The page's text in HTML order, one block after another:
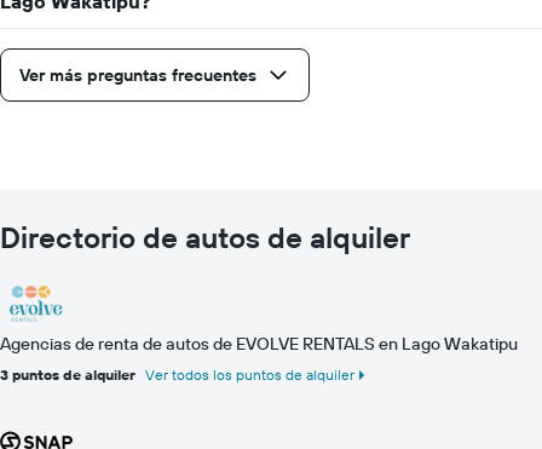
Ver más preguntas frecuentes
Directorio de autos de alquiler
Agencias de renta de autos de EVOLVE RENTALS en Lago Wakatipu
3 puntos de alquiler Ver todos los puntos de alquiler